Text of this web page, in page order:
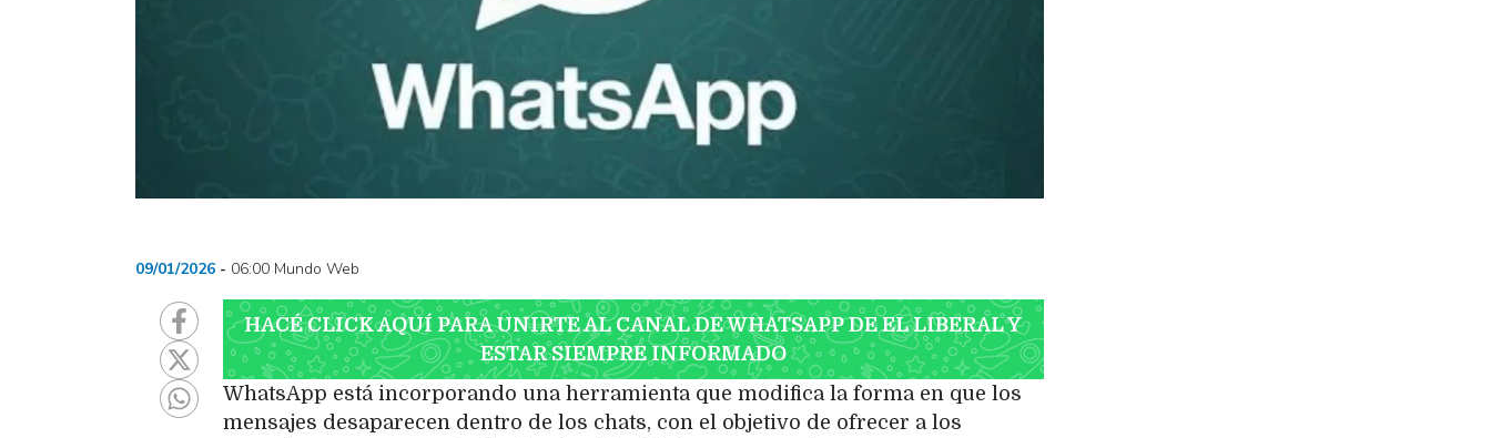
09/01/2026 06:00 Mundo Web
HACÉ CLICK AQUÍ PARA UNIRTE AL CANAL DE WHATSAPP DE EL LIBERAL Y
ESTAR SIEMPRE INFORMADO
WhatsApp está incorporando una herramienta que modifica la forma en que los
mensajes desaparecen dentro de los chats, con el objetivo de ofrecer a los